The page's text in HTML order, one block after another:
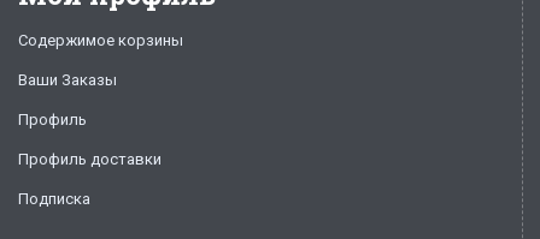
Содержимое корзины
Ваши Заказы
Профиль
Профиль доставки
Подписка